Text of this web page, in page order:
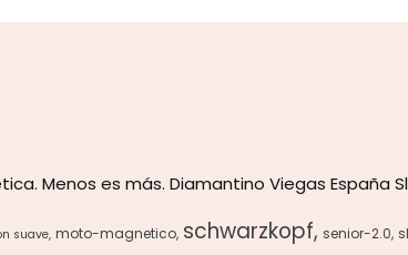
Menos es más. Diamantino Viegas España
suave moto-magnetico schwarzkopf senior-2.0